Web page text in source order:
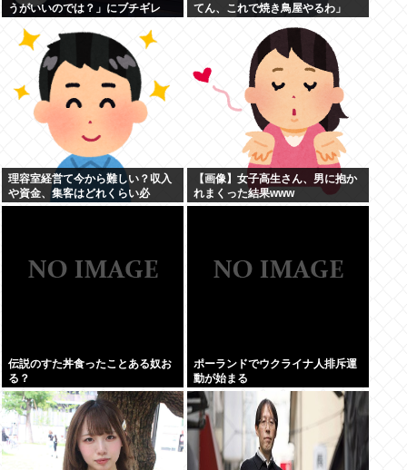
うがいいのでは？」にブチギレ
てん、これで焼き鳥屋やるわ」
理容室経営て今から難しい？収入
や資金、集客はどれくらい必
要？？
【画像】女子高生さん、男に抱か
れまくった結果www
伝説のすた丼食ったことある奴お
る？
ポーランドでウクライナ人排斥運
動が始まる